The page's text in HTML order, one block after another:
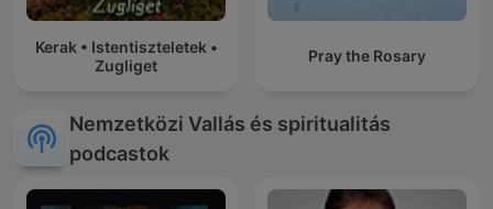
Kerak • Istentiszteletek •
Zugliget
Pray the Rosary
Nemzetközi Vallás és spiritualitás
podcastok